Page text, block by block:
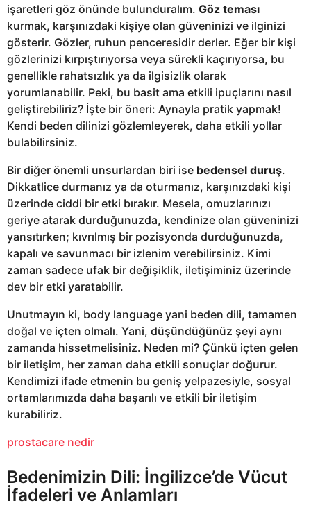
işaretleri göz önünde bulunduralım. Göz teması
kurmak, karşınızdaki kişiye olan güveninizi ve ilginizi
gösterir. Gözler, ruhun penceresidir derler. Eğer bir kişi
gözlerinizi kırpıştırıyorsa veya sürekli kaçırıyorsa, bu
genellikle rahatsızlık ya da ilgisizlik olarak
yorumlanabilir. Peki, bu basit ama etkili ipuçlarını nasıl
geliştirebiliriz? İşte bir öneri: Aynayla pratik yapmak!
Kendi beden dilinizi gözlemleyerek, daha etkili yollar
bulabilirsiniz.
Bir diğer önemli unsurlardan biri ise bedensel duruş.
Dikkatlice durmanız ya da oturmanız, karşınızdaki kişi
üzerinde ciddi bir etki bırakır. Mesela, omuzlarınızı
geriye atarak durduğunuzda, kendinize olan güveninizi
yansıtırken; kıvrılmış bir pozisyonda durduğunuzda,
kapalı ve savunmacı bir izlenim verebilirsiniz. Kimi
zaman sadece ufak bir değişiklik, iletişiminiz üzerinde
dev bir etki yaratabilir.
Unutmayın ki, body language yani beden dili, tamamen
doğal ve içten olmalı. Yani, düşündüğünüz şeyi aynı
zamanda hissetmelisiniz. Neden mi? Çünkü içten gelen
bir iletişim, her zaman daha etkili sonuçlar doğurur.
Kendimizi ifade etmenin bu geniş yelpazesiyle, sosyal
ortamlarımızda daha başarılı ve etkili bir iletişim
kurabiliriz.
prostacare nedir
Bedenimizin Dili: İngilizce’de Vücut
İfadeleri ve Anlamları